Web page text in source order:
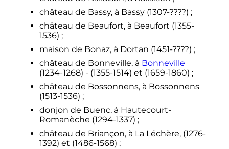
château de Bassy, à Bassy (1307-????) ;
château de Beaufort, à Beaufort (1355-
1536) ;
maison de Bonaz, à Dortan (1451-????) ;
château de Bonneville, à Bonneville
(1234-1268) - (1355-1514) et (1659-1860) ;
château de Bossonnens, à Bossonnens
(1513-1536) ;
donjon de Buenc, à Hautecourt-
Romanèche (1294-1337) ;
château de Briançon, à La Léchère, (1276-
1392) et (1486-1568) ;